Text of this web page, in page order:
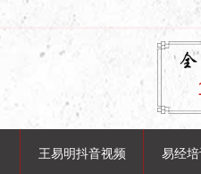
王易明抖音视频 易经培